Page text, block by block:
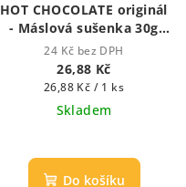
HOT CHOCOLATE originál
- Máslová sušenka 30g
Hot chocolate -
Houstnoucí krémová
čokoláda
24 Kč bez DPH
26,88 Kč
Měrná
cena:
26,88 Kč / 1 ks
Skladem
Do košíku